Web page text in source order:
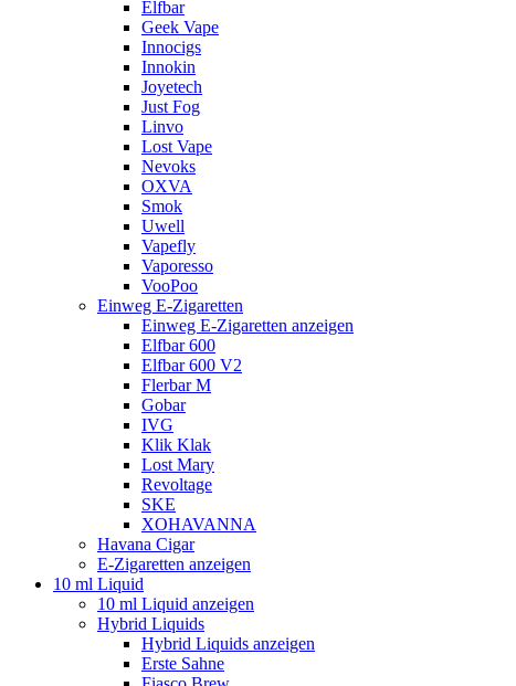
Elfbar
Geek Vape
Innocigs
Innokin
Joyetech
Just Fog
Linvo
Lost Vape
Nevoks
OXVA
Smok
Uwell
Vapefly
Vaporesso
VooPoo
Einweg E-Zigaretten
Einweg E-Zigaretten anzeigen
Elfbar 600
Elfbar 600 V2
Flerbar M
Gobar
IVG
Klik Klak
Lost Mary
Revoltage
SKE
XOHAVANNA
Havana Cigar
E-Zigaretten anzeigen
10 ml Liquid
10 ml Liquid anzeigen
Hybrid Liquids
Hybrid Liquids anzeigen
Erste Sahne